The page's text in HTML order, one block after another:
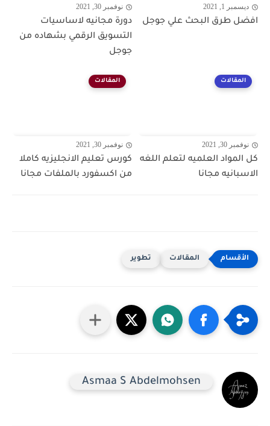
ديسمبر 1, 2021
افضل طرق البحث علي جوجل
نوفمبر 30, 2021
دورة مجانيه لاساسيات
التسويق الرقمي بشهاده من
جوجل
المقالات
نوفمبر 30, 2021
كل المواد العلميه لتعلم اللغه
الاسبانيه مجانا
المقالات
نوفمبر 30, 2021
كورس تعليم الانجليزيه كاملا
من اكسفورد بالملفات مجانا
المقالات تطوير
Asmaa S Abdelmohsen